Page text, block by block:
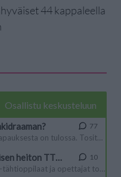
44 kappaleella